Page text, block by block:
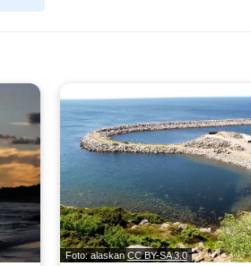
Foto: alaskanCC BY-SA 3.0